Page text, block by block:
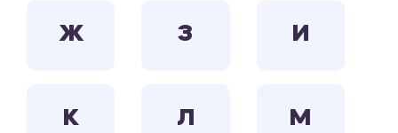
Ж З И
К Л М